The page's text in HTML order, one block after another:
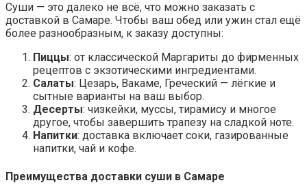
Суши — это далеко не всё, что можно заказать с
доставкой в Самаре. Чтобы ваш обед или ужин стал ещё
более разнообразным, к заказу доступны:
Пиццы: от классической Маргариты до фирменных
рецептов с экзотическими ингредиентами.
Салаты: Цезарь, Вакаме, Греческий — лёгкие и
сытные варианты на ваш выбор.
Десерты: чизкейки, муссы, тирамису и многое
другое, чтобы завершить трапезу на сладкой ноте.
Напитки: доставка включает соки, газированные
напитки, чай и кофе.
Преимущества доставки суши в Самаре